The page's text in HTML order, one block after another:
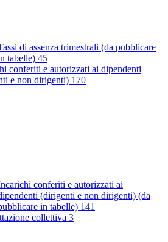
di assenza trimestrali (da pubblicare
tabelle) 45
conferiti e autorizzati ai dipendenti
e non dirigenti) 170
conferiti e autorizzati ai
(dirigenti e non dirigenti) (da
in tabelle) 141
collettiva 3